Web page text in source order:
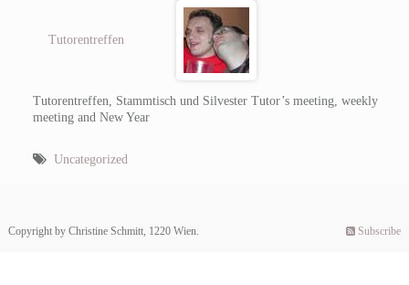
Tutorentreffen
Tutorentreffen, Stammtisch und Silvester Tutor’s meeting, weekly
meeting and New Year
Uncategorized
Copyright by Christine Schmitt, 1220 Wien. Subscribe